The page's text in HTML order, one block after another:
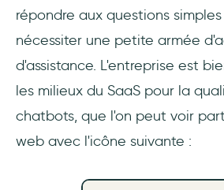
répondre aux questions
nécessiter une petite armée
d'assistance. L'entreprise est
les milieux du SaaS pour la
chatbots, que l'on peut voir
web avec l'icône suivante :